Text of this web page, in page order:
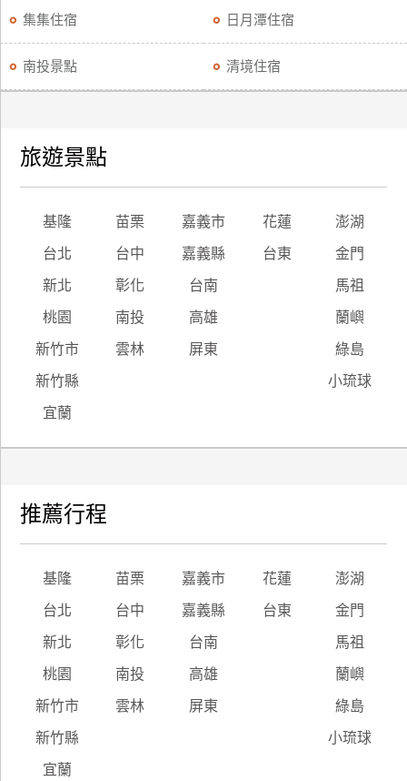
集集住宿 日月潭住宿
南投景點 清境住宿
旅遊景點
基隆 苗栗 嘉義市 花蓮 澎湖
台北 台中 嘉義縣 台東 金門
新北 彰化 台南 馬祖
桃園 南投 高雄 蘭嶼
新竹市 雲林 屏東 綠島
新竹縣 小琉球
宜蘭
推薦行程
基隆 苗栗 嘉義市 花蓮 澎湖
台北 台中 嘉義縣 台東 金門
新北 彰化 台南 馬祖
桃園 南投 高雄 蘭嶼
新竹市 雲林 屏東 綠島
新竹縣 小琉球
宜蘭